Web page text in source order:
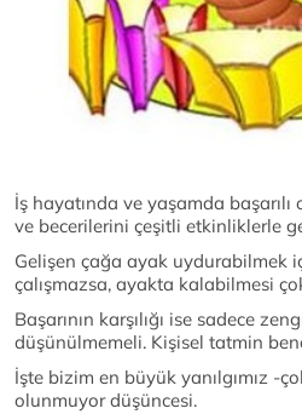
İş hayatında ve yaşamda
ve becerilerini çeşitli etkinliklerle
Gelişen çağa ayak uydurabilmek
çalışmazsa, ayakta kalabilmesi
Başarının karşılığı ise sadece
düşünülmemeli. Kişisel tatmin
İşte bizim en büyük yanılgımız -
olunmuyor düşüncesi.